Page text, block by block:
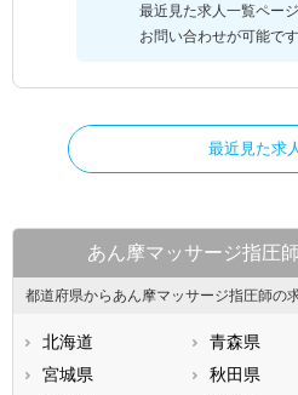
最近見た求人一覧ページ
お問い合わせが可能です
最近見た求
あん摩マッサージ指圧
都道府県からあん摩マッサージ指圧師の
北海道 青森県
宮城県
秋田県